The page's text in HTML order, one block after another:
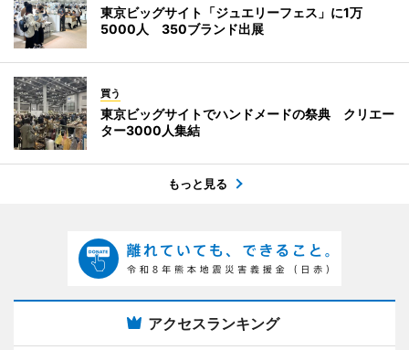
東京ビッグサイト「ジュエリーフェス」に1万
5000人 350ブランド出展
買う
東京ビッグサイトでハンドメードの祭典 クリエー
ター3000人集結
もっと見る
アクセスランキング